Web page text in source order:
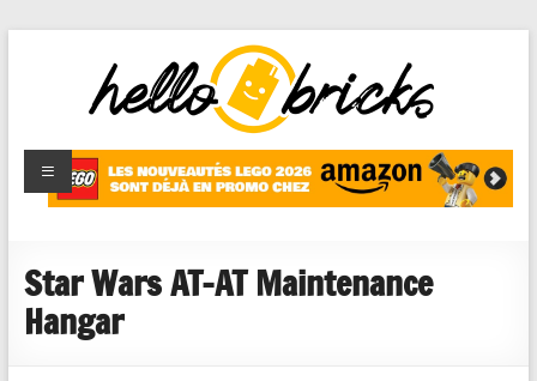
HelloBricks
Blog LEGO,
nouveaut�s
reviews
Star Wars AT-AT Maintenance
Hangar